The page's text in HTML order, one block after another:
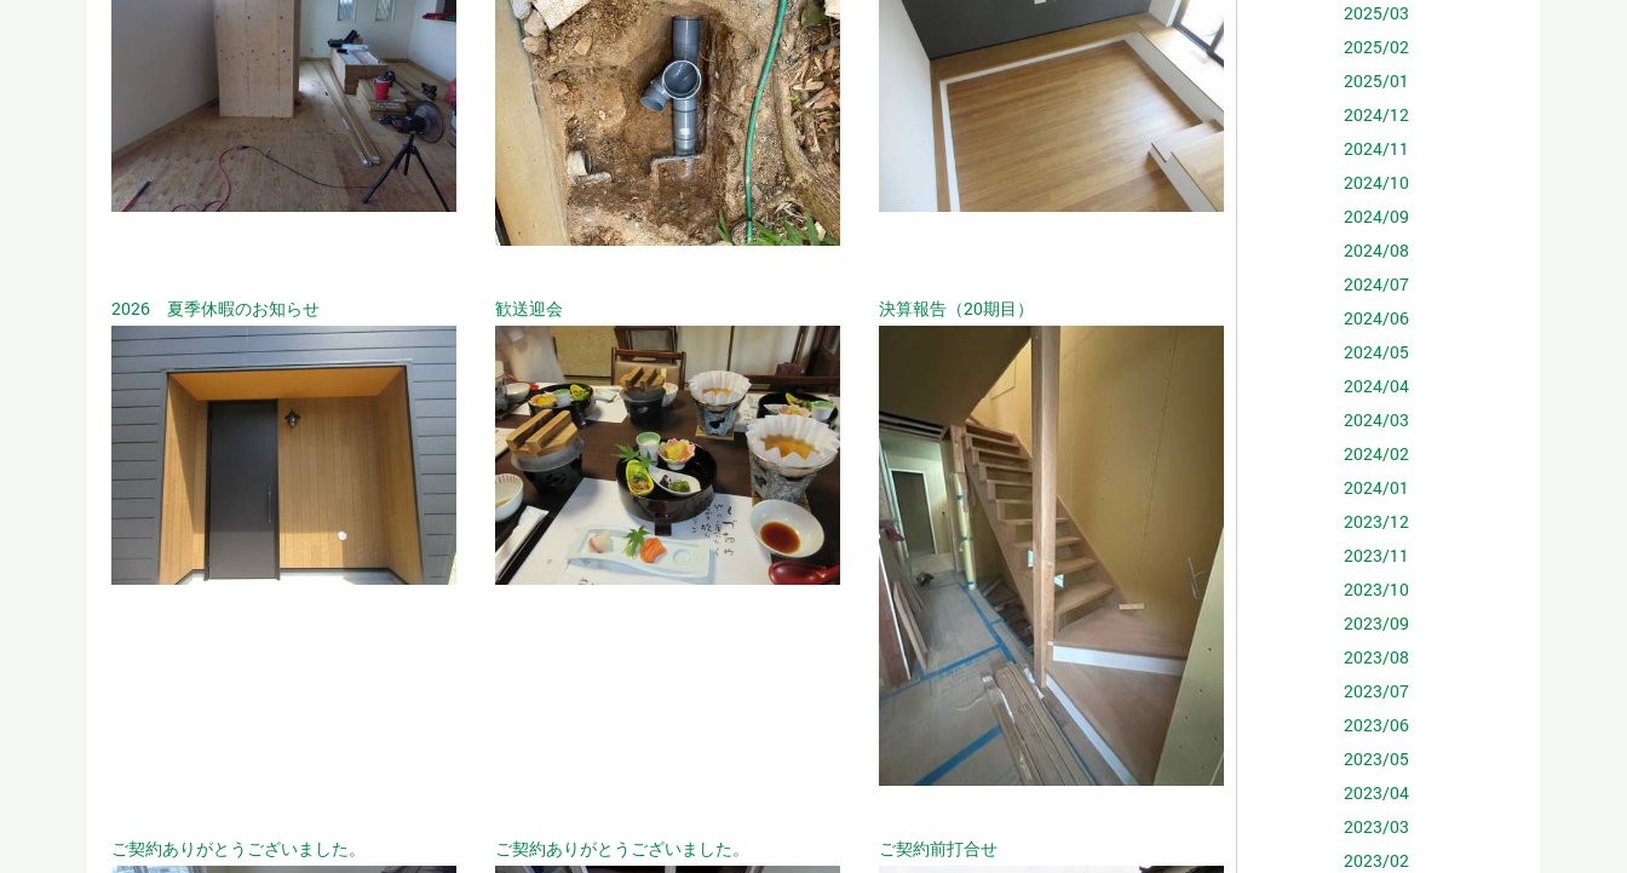
2026 夏季休暇のお知らせ 歓送迎会 決算報告（20期目）
ご契約ありがとうございました。 ご契約ありがとうございました。 ご契約前打合せ
2025/03
2025/02
2025/01
2024/12
2024/11
2024/10
2024/09
2024/08
2024/07
2024/06
2024/05
2024/04
2024/03
2024/02
2024/01
2023/12
2023/11
2023/10
2023/09
2023/08
2023/07
2023/06
2023/05
2023/04
2023/03
2023/02